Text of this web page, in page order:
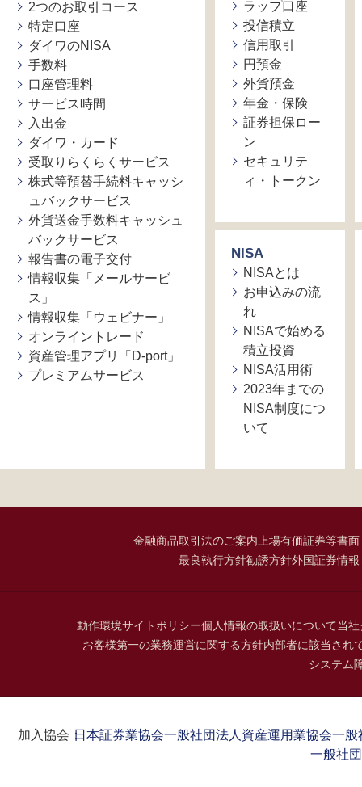
2つのお取引コース
特定口座
ダイワのNISA
手数料
口座管理料
サービス時間
入出金
ダイワ・カード
受取りらくらくサービス
株式等預替手続料キャッシ
ュバックサービス
外貨送金手数料キャッシュ
バックサービス
報告書の電子交付
情報収集「メールサービ
ス」
情報収集「ウェビナー」
オンライントレード
資産管理アプリ「D-port」
プレミアムサービス
ラップ口座
投信積立
信用取引
円預金
外貨預金
年金・保険
証券担保ロー
ン
セキュリテ
ィ・トークン
NISA
NISAとは
お申込みの流
れ
NISAで始める
積立投資
NISA活用術
2023年までの
NISA制度につ
いて
金融商品取引法のご案内 上場有価証券等書
最良執行方針勧誘方針外国証券情
動作環境サイトポリシー個人情報の取扱いについて当
お客様第一の業務運営に関する方針内部者に該当され
システム
加入協会：日本証券業協会一般社団法人資産運用業協会一般
一般社